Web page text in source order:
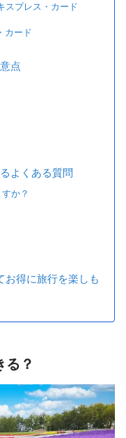
スプレス・カード
カード
点
よくある質問
か？
お得に旅行を楽しも
る？